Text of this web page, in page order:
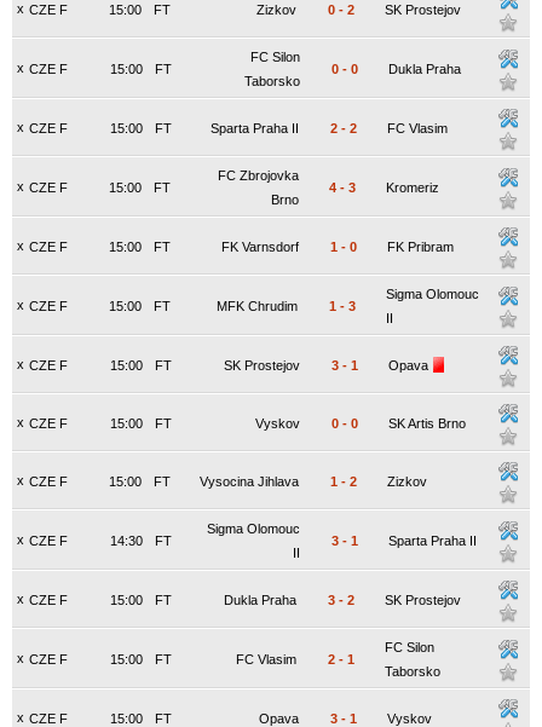
x CZE F FT
15:00 Zizkov 0 - 2 SK Prostejov
x CZE F FT
15:00
FC Silon
Taborsko
0 - 0 Dukla Praha
x CZE F FT
15:00 Sparta Praha II 2 - 2 FC Vlasim
x CZE F FT
15:00
FC Zbrojovka
Brno
4 - 3 Kromeriz
x CZE F FT
15:00 FK Varnsdorf 1 - 0 FK Pribram
x CZE F FT
15:00 MFK Chrudim 1 - 3
Sigma Olomouc
II
x CZE F FT
15:00 SK Prostejov 3 - 1 Opava
x CZE F FT
15:00 Vyskov 0 - 0 SK Artis Brno
x CZE F FT
15:00 Vysocina Jihlava 1 - 2 Zizkov
x CZE F FT
14:30
Sigma Olomouc
II
3 - 1 Sparta Praha II
x CZE F FT
15:00 Dukla Praha 3 - 2 SK Prostejov
x CZE F FT
15:00 FC Vlasim 2 - 1
FC Silon
Taborsko
x CZE F FT
15:00 Opava 3 - 1 Vyskov